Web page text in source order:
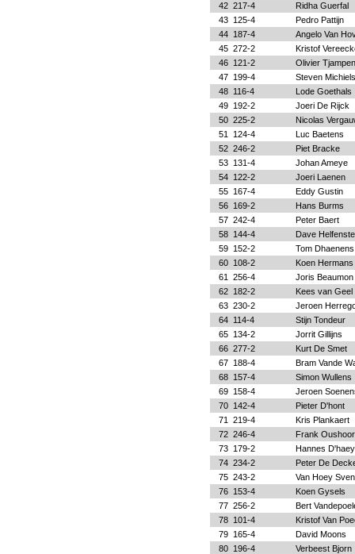
42 217-4
Ridha Guerfal
43 125-4
Pedro Pattijn
44 187-4
Angelo Van
45 272-2
Kristof
46 121-2
Olivier
47 199-4
Steven Michiels
48 116-4
Lode Goethals
49 192-2
Joeri De Rijck
50 225-2
Nicolas
51
124-4
Luc Baetens
52 246-2
Piet Bracke
53 131-4
Johan Ameye
54 122-2
Joeri Laenen
55 167-4
Eddy Gustin
56 169-2
Hans Burms
57 242-4
Peter Baert
58 144-4
Dave
59 152-2
Tom Dhaenens
60 108-2
Koen Hermans
61
256-4
Joris Beaumon
62 182-2
Kees van Geel
63 230-2
Jeroen
64 114-4
Stijn Tondeur
65 134-2
Jorrit Gillijns
66 277-2
Kurt De Smet
67 188-4
Bram Vande
68 157-4
Simon Wullens
69 158-4
Jeroen
70 142-4
Pieter D'hont
71
219-4
Kris Plankaert
72 246-4
Frank
73 179-2
Hannes
74 234-2
Peter De
75 243-2
Van Hoey Sven
76 153-4
Koen Gysels
77 256-2
Bert
78 101-4
Kristof Van
79 165-4
David Moons
80 196-4
Verbeest Bjorn